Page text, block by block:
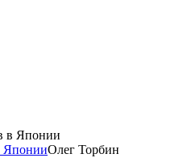
ЯпонииОлег Торбин